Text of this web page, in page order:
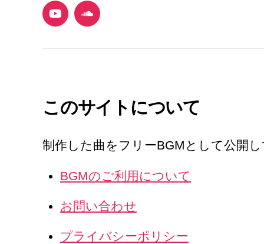
YouTubeSoundCloud
このサイトについて
制作した曲をフリーBGMとして公開
BGMのご利用について
お問い合わせ
プライバシーポリシー